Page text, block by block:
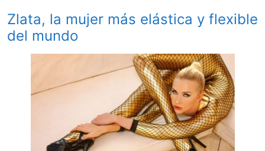
Zlata, la mujer más elástica y flexible
del mundo